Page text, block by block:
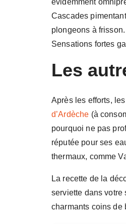
Cascades
plongeons à
Sensations fortes
Les
Après les efforts,
d’Ardèche (à
pourquoi ne pas
réputée pour ses
thermaux, comme
La recette de la
serviette dans votre
charmants coins de